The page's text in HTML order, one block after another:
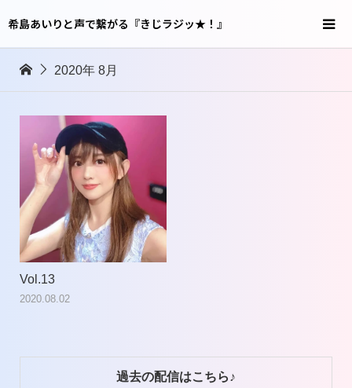
希島あいりと声で繋がる『きじラジッ★！』
2020年 8月
Vol.13
2020.08.02
過去の配信はこちら♪